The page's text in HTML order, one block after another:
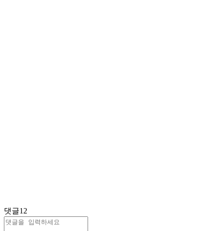
댓글12